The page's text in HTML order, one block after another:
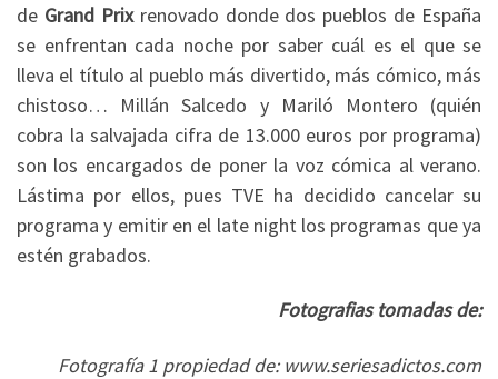
de Grand Prixrenovado donde dos pueblos de España
se enfrentan cada noche por saber cuál es el que se
lleva el título al pueblo más divertido, más cómico, más
chistoso… Millán Salcedo y Mariló Montero (quién
cobra la salvajada cifra de 13.000 euros por programa)
son los encargados de poner la voz cómica al verano.
Lástima por ellos, pues TVE ha decidido cancelar su
programa y emitir en el late night los programas que ya
estén grabados.
Fotografias tomadas de:
Fotografía 1 propiedad de: www.seriesadictos.com